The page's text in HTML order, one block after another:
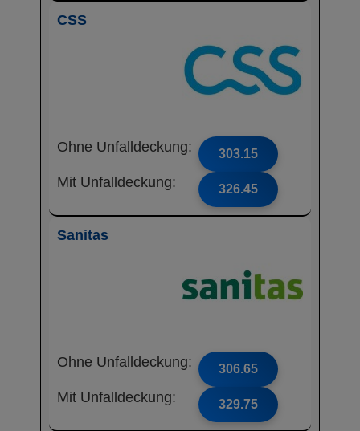
CSS
Ohne Unfalldeckung: 303.15
Mit Unfalldeckung: 326.45
Sanitas
Ohne Unfalldeckung: 306.65
Mit Unfalldeckung: 329.75